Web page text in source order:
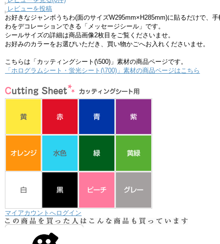
レビューを投稿
お好きなジャンボうちわ(面のサイズW295mm×H285mm)に貼るだけで、
わをデコレーションできる「メッセージシール」です。
シールサイズの詳細は商品画像2枚目をご覧くださいませ。
お好みのカラーをお選びいただき、買い物かごへお入れくださいませ。
こちらは「カッティングシート(\500)」素材の商品ページです。
「ホログラムシート・蛍光シート(\700)」素材の商品ページはこちら
マイアカウントへログイン